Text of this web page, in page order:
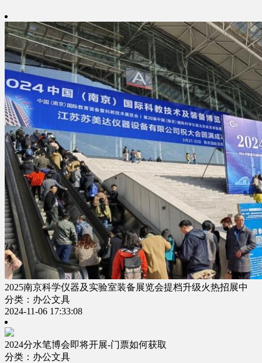
2025南京科学仪器及实验室装备展览会提档升级火热招展中
分类：办公文具
2024-11-06 17:33:08
2024分水笔博会即将开展-门票如何获取
分类：办公文具